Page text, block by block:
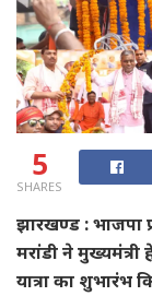
5
SHARES
झारखण्ड : भाजपा
मरांडी ने
यात्रा का शुभारंभ